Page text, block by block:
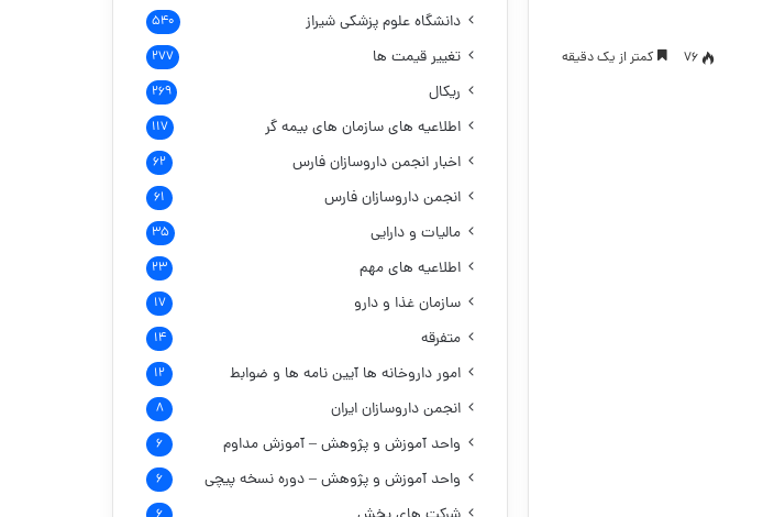
76 کمتر از یک دقیقه
دانشگاه علوم پزشکی شیراز ۵۴۰
تغییر قیمت ها ۲۷۷
ریکال ۲۶۹
اطلاعیه های سازمان های بیمه گر ۱۱۷
اخبار انجمن داروسازان فارس ۶۲
انجمن داروسازان فارس ۶۱
مالیات و دارایی ۳۵
اطلاعیه های مهم ۲۳
سازمان غذا و دارو ۱۷
متفرقه ۱۴
امور داروخانه هاآیین نامه ها و ضوابط ۱۲
انجمن داروسازان ایران ۸
واحد آموزش و پژوهش – آموزش مداوم ۶
واحد آموزش و پژوهش – دوره نسخه پیچی ۶